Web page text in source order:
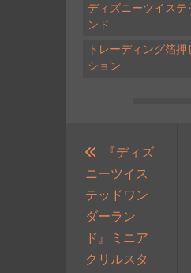
ディズニーツイステ
ンド
トレーディング箔
ション
『ディズ
ニーツイス
テッドワン
ダーラン
ド』ミニア
クリルスタ